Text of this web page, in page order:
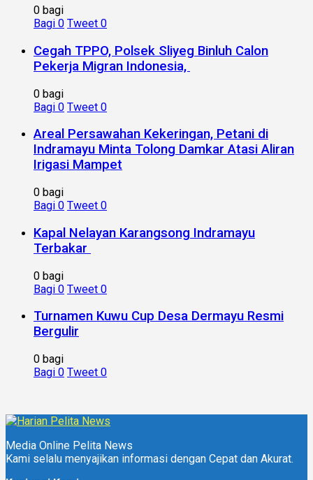
0 bagi
Bagi 0 Tweet 0
Cegah TPPO, Polsek Sliyeg Binluh Calon
Pekerja Migran Indonesia,
0 bagi
Bagi 0 Tweet 0
Areal Persawahan Kekeringan, Petani di
Indramayu Minta Tolong Damkar Atasi Aliran
Irigasi Mampet
0 bagi
Bagi 0 Tweet 0
Kapal Nelayan Karangsong Indramayu
Terbakar
0 bagi
Bagi 0 Tweet 0
Turnamen Kuwu Cup Desa Dermayu Resmi
Bergulir
0 bagi
Bagi 0 Tweet 0
Media Online Pelita News
Kami selalu menyajikan informasi dengan Cepat dan Akurat.